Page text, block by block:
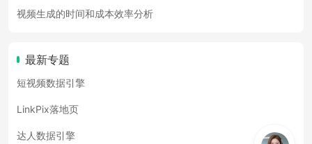
视频生成的时间和成本效率分析
最新专题
短视频数据引擎
LinkPix落地页
达人数据引擎